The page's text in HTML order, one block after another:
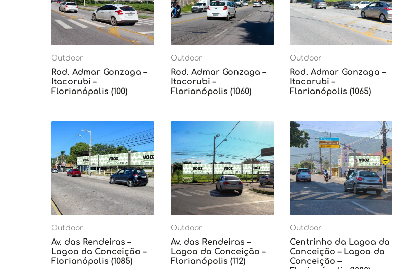
Outdoor
Rod. Admar Gonzaga –
Itacorubi –
Florianópolis (100)
Outdoor
Rod. Admar Gonzaga –
Itacorubi –
Florianópolis (1060)
Outdoor
Rod. Admar Gonzaga –
Itacorubi –
Florianópolis (1065)
Outdoor
Av. das Rendeiras –
Lagoa da Conceição –
Florianópolis (1085)
Outdoor
Av. das Rendeiras –
Lagoa da Conceição –
Florianópolis (112)
Outdoor
Centrinho da Lagoa da
Conceição – Lagoa da
Conceição –